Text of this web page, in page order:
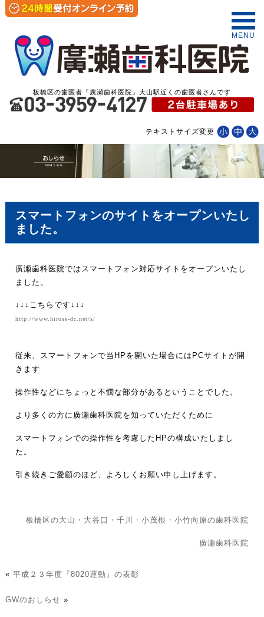
板橋区の歯医者『廣瀬歯科医院』大山駅近くの歯医者さんです
テキストサイズ変更
MENU
スマートフォンのサイトをオープンいたし
ました。
廣瀬歯科医院ではスマートフォン対応サイトをオープンいたし
ました。
↓↓↓こちらです↓↓↓
http://www.hirose-dc.net/s/
従来、スマートフォンで当HPを開いた場合にはPCサイトが開
きます
操作性などにちょっと不憫な部分があるということでした。
より多くの方に廣瀬歯科医院を知っていただくために
スマートフォンでの操作性を考慮したHPの構成いたしまし
た。
引き続きご愛顧のほど、よろしくお願い申し上げます。
板橋区の大山・大谷口・千川・小茂根・小竹向原の歯科医院
廣瀬歯科医院
« 平成２３年度『8020運動』の表彰
GWのおしらせ »